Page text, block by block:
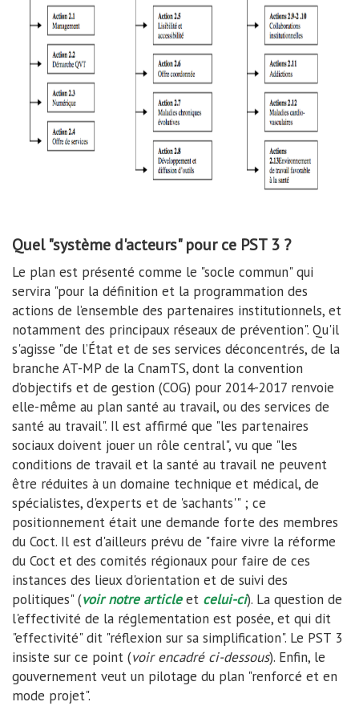
Quel "système d'acteurs" pour ce PST 3 ?
Le plan est présenté comme le "socle commun" qui
servira "pour la définition et la programmation des
actions de l’ensemble des partenaires institutionnels, et
notamment des principaux réseaux de prévention". Qu'il
s'agisse "de l’État et de ses services déconcentrés, de la
branche AT-MP de la CnamTS, dont la convention
d’objectifs et de gestion (COG) pour 2014-2017 renvoie
elle-même au plan santé au travail, ou des services de
santé au travail". Il est affirmé que "les partenaires
sociaux doivent jouer un rôle central", vu que "les
conditions de travail et la santé au travail ne peuvent
être réduites à un domaine technique et médical, de
spécialistes, d'experts et de 'sachants'" ; ce
positionnement était une demande forte des membres
du Coct. Il est d'ailleurs prévu de "faire vivre la réforme
du Coct et des comités régionaux pour faire de ces
instances des lieux d'orientation et de suivi des
politiques" (voir notre articleet celui-ci). La question de
l'effectivité de la réglementation est posée, et qui dit
"effectivité" dit "réflexion sur sa simplification". Le PST 3
insiste sur ce point (voir encadré ci-dessous). Enfin, le
gouvernement veut un pilotage du plan "renforcé et en
mode projet".